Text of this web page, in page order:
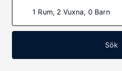
1 Rum, 2 Vuxna, 0 Barn
Sök